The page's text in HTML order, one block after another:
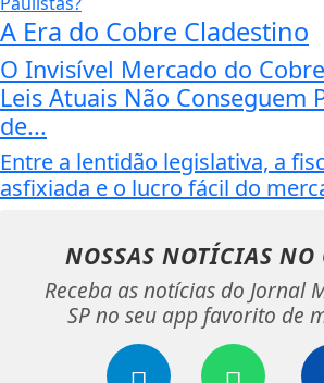
A Era do Cobre Cladestino
O Invisível Mercado do
Leis Atuais Não Conseguem
de...
Entre a lentidão legislativa, a
asfixiada e o lucro fácil do
NOSSAS NOTÍCIAS NO
Receba as notícias do Jornal
SP no seu app favorito de